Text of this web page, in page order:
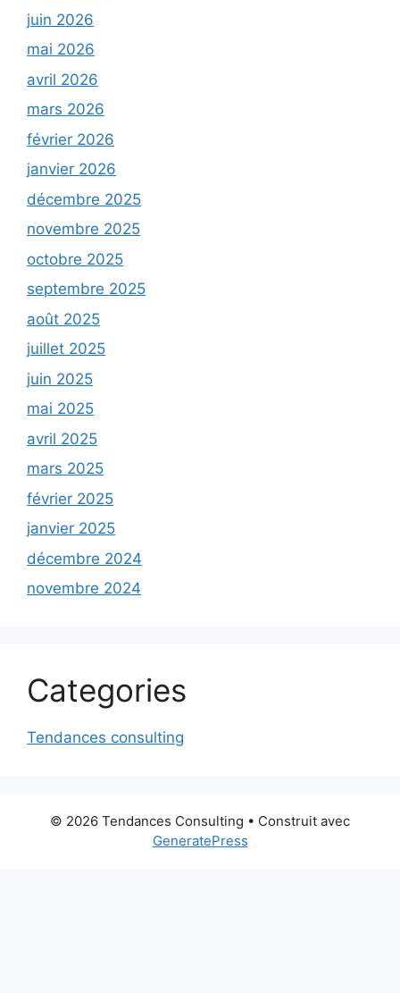
juin 2026
mai 2026
avril 2026
mars 2026
février 2026
janvier 2026
décembre 2025
novembre 2025
octobre 2025
septembre 2025
août 2025
juillet 2025
juin 2025
mai 2025
avril 2025
mars 2025
février 2025
janvier 2025
décembre 2024
novembre 2024
Categories
Tendances consulting
© 2026 Tendances Consulting • Construit avec
GeneratePress